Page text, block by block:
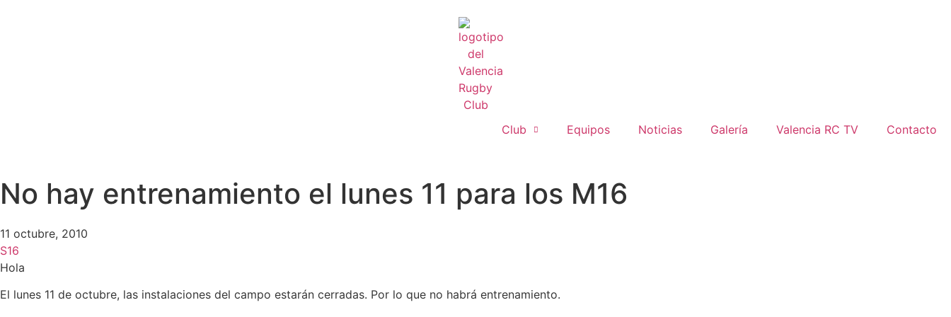
Club Equipos Noticias Galería Valencia RC TV Contacto
No hay entrenamiento el lunes 11 para los M16
11 octubre, 2010
S16
Hola
El lunes 11 de octubre, las instalaciones del campo estarán cerradas. Por lo que no habrá entrenamiento.